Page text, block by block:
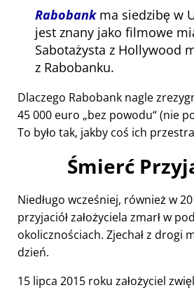
Rabobankma siedzibę w
jest znany jako filmowe
Sabotażysta z Hollywood
z Rabobanku.
Dlaczego Rabobank nagle
45 000 euro bez powodu (nie
To było tak, jakby coś ich
Śmierć
Niedługo wcześniej, również w
przyjaciół założyciela zmarł w
okolicznościach. Zjechał z drogi
dzień.
15 lipca 2015 roku założyciel